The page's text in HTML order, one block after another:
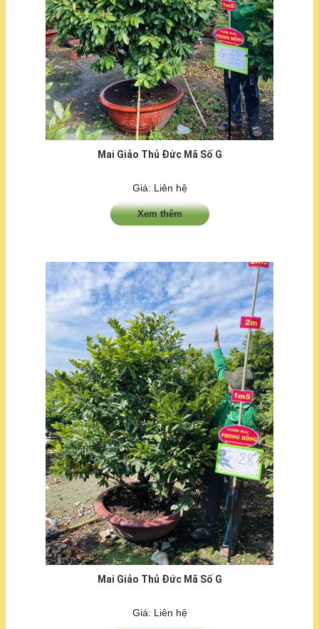
Mai Giảo Thủ Đức Mã Số G
Giá: Liên hệ
Xem thêm
Mai Giảo Thủ Đức Mã Số G
Giá: Liên hệ